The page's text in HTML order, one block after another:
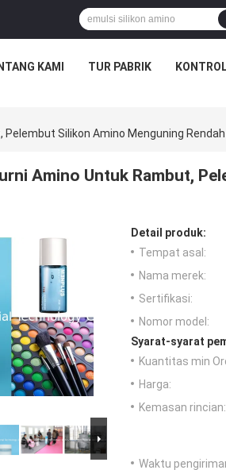
KAMI TUR PABRIK
Silikon Amino Menguning Rendah
Amino Untuk Rambut,
Detail produk:
Tempat asal:
Nama merek:
Sertifikasi:
Nomor model:
Syarat-syarat
Kuantitas min
Harga:
Kemasan rincian:
Waktu